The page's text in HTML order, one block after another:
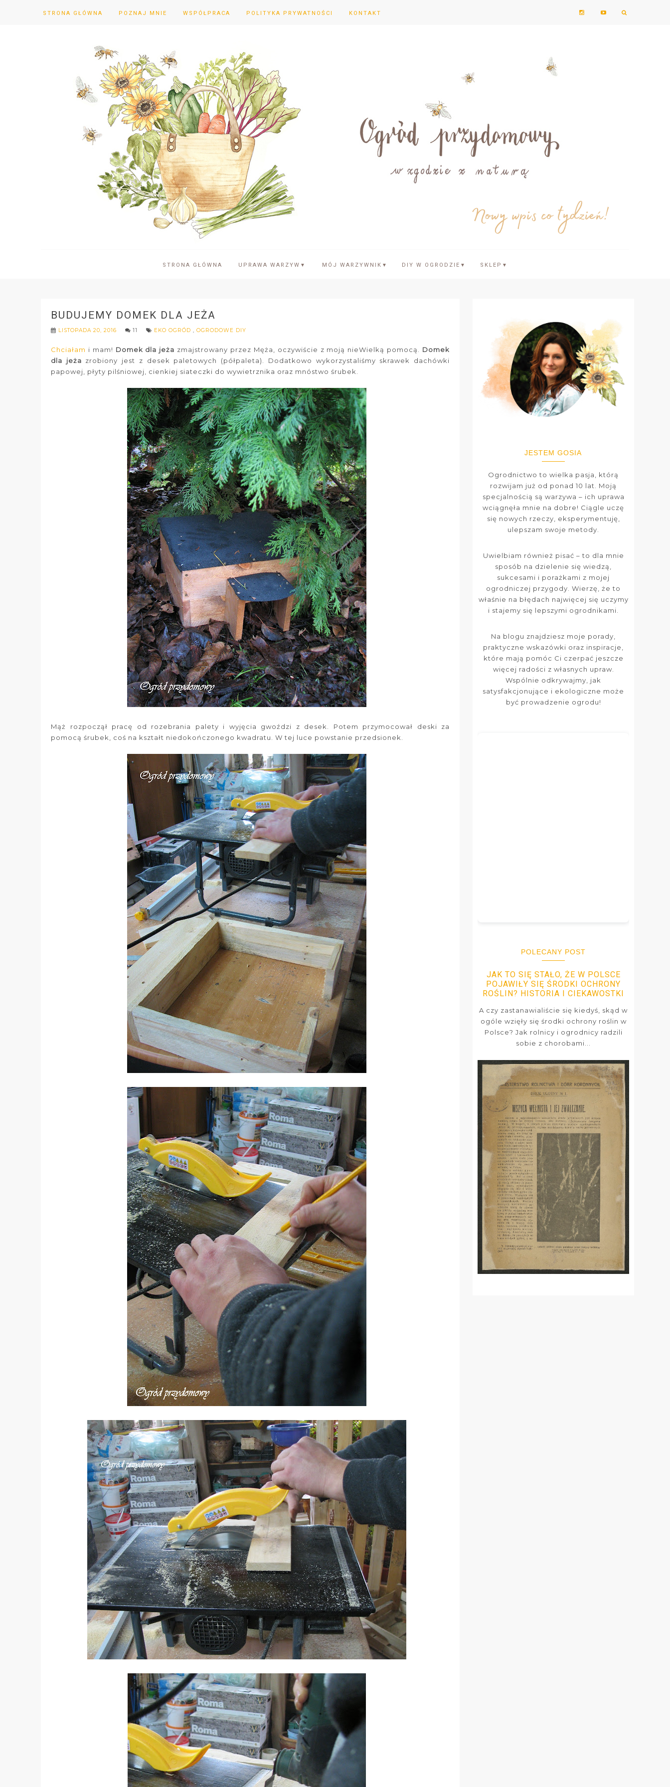
STRONA GŁÓWNA POZNAJ MNIE WSPÓŁPRACA POLITYKA PRYWATNOŚCI KONTAKT
STRONA GŁÓWNA UPRAWA WARZYW ▼ MÓJ WARZYWNIK ▼ DIY W OGRODZIE ▼ SKLEP ▼
BUDUJEMY DOMEK DLA JEŻA
LISTOPADA 20, 2016 11 EKO OGRÓD , OGRODOWE DIY
Chciałam i mam! Domek dla jeża zmajstrowany przez Męża, oczywiście z moją nieWielką pomocą. Domek
dla jeża zrobiony jest z desek paletowych (półpaleta). Dodatkowo wykorzystaliśmy skrawek dachówki
papowej, płyty pilśniowej, cienkiej siateczki do wywietrznika oraz mnóstwo śrubek.
Mąż rozpoczął pracę od rozebrania palety i wyjęcia gwoździ z desek. Potem przymocował deski za
pomocą śrubek, coś na kształt niedokończonego kwadratu. W tej luce powstanie przedsionek.
JESTEM GOSIA
Ogrodnictwo to wielka pasja, którą
rozwijam już od ponad 10 lat. Moją
specjalnością są warzywa – ich uprawa
wciągnęła mnie na dobre! Ciągle uczę
się nowych rzeczy, eksperymentuję,
ulepszam swoje metody.
Uwielbiam również pisać – to dla mnie
sposób na dzielenie się wiedzą,
sukcesami i porażkami z mojej
ogrodniczej przygody. Wierzę, że to
właśnie na błędach najwięcej się uczymy
i stajemy się lepszymi ogrodnikami.
Na blogu znajdziesz moje porady,
praktyczne wskazówki oraz inspiracje,
które mają pomóc Ci czerpać jeszcze
więcej radości z własnych upraw.
Wspólnie odkrywajmy, jak
satysfakcjonujące i ekologiczne może
być prowadzenie ogrodu!
POLECANY POST
JAK TO SIĘ STAŁO, ŻE W POLSCE
POJAWIŁY SIĘ ŚRODKI OCHRONY
ROŚLIN? HISTORIA I CIEKAWOSTKI
A czy zastanawialiście się kiedyś, skąd w
ogóle wzięły się środki ochrony roślin w
Polsce? Jak rolnicy i ogrodnicy radzili
sobie z chorobami...